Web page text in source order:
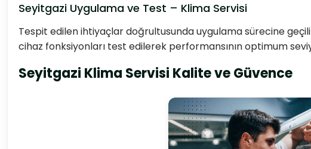
Seyitgazi Uygulama ve Test – Klima Servisi
Tespit edilen ihtiyaçlar doğrultusunda uygulama sürecine
cihaz fonksiyonları test edilerek performansının optimum
Seyitgazi Klima Servisi Kalite ve Güvence